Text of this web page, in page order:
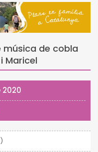
música de cobla
Maricel
2020